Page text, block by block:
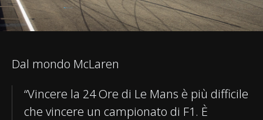
Dal mondo McLaren
“Vincere la 24 Ore di Le Mans è più difficile
che vincere un campionato di F1. È